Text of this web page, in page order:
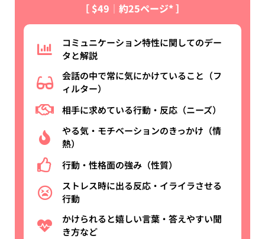
［ $49│約25ページ* ］
コミュニケーション特性に関してのデー
タと解説
会話の中で常に気にかけていること（フ
ィルター）
相手に求めている行動・反応（ニーズ）
やる気・モチベーションのきっかけ（情
熱）
行動・性格面の強み（性質）
ストレス時に出る反応・イライラさせる
行動
かけられると嬉しい言葉・答えやすい聞
き方など